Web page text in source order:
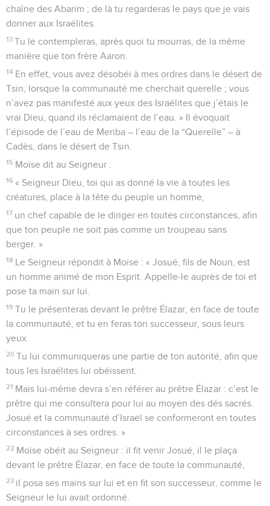
chaîne des Abarim ; de là tu regarderas le pays que je vais
donner aux Israélites.
13 Tu le contempleras, après quoi tu mourras, de la même
manière que ton frère Aaron.
14 En effet, vous avez désobéi à mes ordres dans le désert de
Tsin, lorsque la communauté me cherchait querelle ; vous
n’avez pas manifesté aux yeux des Israélites que j’étais le
vrai Dieu, quand ils réclamaient de l’eau. » Il évoquait
l’épisode de l’eau de Meriba – l’eau de la “Querelle” – à
Cadès, dans le désert de Tsin.
15 Moïse dit au Seigneur :
16 « Seigneur Dieu, toi qui as donné la vie à toutes les
créatures, place à la tête du peuple un homme,
17 un chef capable de le diriger en toutes circonstances, afin
que ton peuple ne soit pas comme un troupeau sans
berger. »
18 Le Seigneur répondit à Moïse : « Josué, fils de Noun, est
un homme animé de mon Esprit. Appelle-le auprès de toi et
pose ta main sur lui.
19 Tu le présenteras devant le prêtre Élazar, en face de toute
la communauté, et tu en feras ton successeur, sous leurs
yeux.
20 Tu lui communiqueras une partie de ton autorité, afin que
tous les Israélites lui obéissent.
21 Mais lui-même devra s’en référer au prêtre Élazar : c’est le
prêtre qui me consultera pour lui au moyen des dés sacrés.
Josué et la communauté d’Israël se conformeront en toutes
circonstances à ses ordres. »
22 Moïse obéit au Seigneur : il fit venir Josué, il le plaça
devant le prêtre Élazar, en face de toute la communauté,
23 il posa ses mains sur lui et en fit son successeur, comme le
Seigneur le lui avait ordonné.